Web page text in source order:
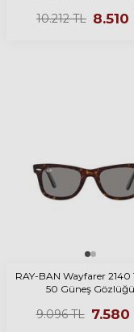
10.212TL 8.510
RAY-BAN Wayfarer 2140
50 Güneş Gözlüğü
9.096TL 7.580